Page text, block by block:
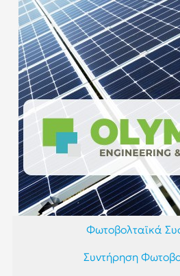
Φωτοβολταϊκά
Συντήρηση